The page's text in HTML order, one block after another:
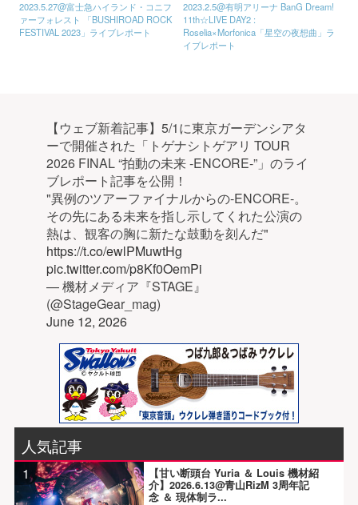
2023.5.27@富士急ハイランド・コニフ
ァーフォレスト 「BUSHIROAD ROCK
FESTIVAL 2023」ライブレポート
2023.2.5@有明アリーナ BanG Dream!
11th☆LIVE DAY2 :
Roselia×Morfonica「星空の夜想曲」ラ
イブレポート
【ウェブ新着記事】5/1に東京ガーデンシアタ
ーで開催された「トゲナシトゲアリ TOUR
2026 FINAL “拍動の未来 -ENCORE-”」のライ
ブレポート記事を公開！
"異例のツアーファイナルからの-ENCORE-。
その先にある未来を指し示してくれた公演の
熱は、観客の胸に新たな鼓動を刻んだ"
https://t.co/ewlPMuwtHg
pic.twitter.com/p8Kf0OemPi
— 機材メディア『STAGE』
(@StageGear_mag)
June 12, 2026
人気記事
1
【甘い断頭台 Yuria ＆ Louis 機材紹
介】2026.6.13@青山RizM 3周年記
念 ＆ 現体制ラ...